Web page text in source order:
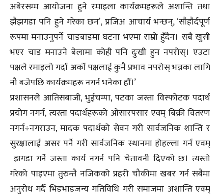
अबेरसम्म आयोजना हुने रमाइला कार्यक्रमहरूले अशान्ति तथा
झैझगडा पनि हुने गरेका छन’, प्रजिअ आचार्य भन्छन्, ‘सौहौर्दपूर्ण
रूपमा मनाउनुपर्ने चाडबाडमा घटना भएमा राम्रो हुँदैन। सबै खुसी
भएर चाड मनाउने बेलामा कोही पनि दुःखी हुन नपरोस्। एउटा
पक्षले रमाइलो गर्दा अर्को पक्षलाई कुनै प्रभाव नपरोस् भन्नका लागि
नौ बजेपछि कार्यक्रमहरू नगर्न भनेका हौँ।’
प्रशासनले आतिसबाजी, भुईचम्पा, पटका जस्ता विस्फोटक पदार्थ
प्रयोग नगर्न, त्यस्ता पदार्थहरूको ओसारपसार एवम् बिक्री वितरण
नगर्न÷नगराउन, मादक पदार्थको सेवन गरी सार्वजनिक शान्ति र
सुरक्षालाई असर पर्ने गरी सार्वजनिक स्थानमा होहल्ला गर्न एवम्
झगडा गर्ने जस्ता कार्य नगर्न पनि चेतावनी दिएको छ। त्यस्तो
गरेको पाइएमा तुरुन्तै नजिकको प्रहरी चौकीमा खबर गर्न सबैमा
अनुरोध गर्दै भिडभाडजन्य गतिविधि गरी समाजमा अशान्ति एवम्